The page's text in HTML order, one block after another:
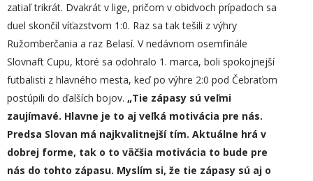
zatiaľ trikrát. Dvakrát v lige, pričom v obidvoch prípadoch sa
duel skončil víťazstvom 1:0. Raz sa tak tešili z výhry
Ružomberčania a raz Belasí. V nedávnom osemfinále
Slovnaft Cupu, ktoré sa odohralo 1. marca, boli spokojnejší
futbalisti z hlavného mesta, keď po výhre 2:0 pod Čebraťom
postúpili do ďalších bojov. „Tie zápasy sú veľmi
zaujímavé. Hlavne je to aj veľká motivácia pre nás.
Predsa Slovan má najkvalitnejší tím. Aktuálne hrá v
dobrej forme, tak o to väčšia motivácia to bude pre
nás do tohto zápasu. Myslím si, že tie zápasy sú aj o